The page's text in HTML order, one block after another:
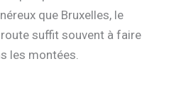
que Bruxelles, le
suffit souvent à faire
les montées.